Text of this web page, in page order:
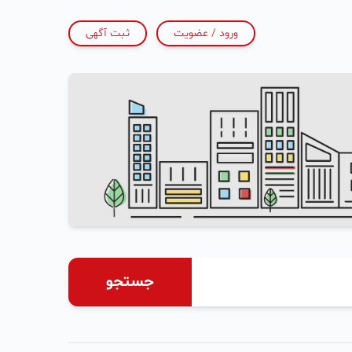
ورود / عضویت ثبت آگهی
جستجو